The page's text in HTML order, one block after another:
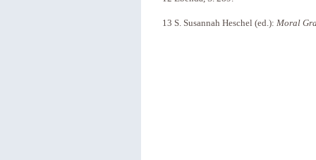
13 S. Susannah Heschel (ed.): Moral